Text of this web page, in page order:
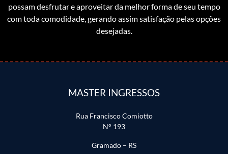
possam desfrutar e aproveitar da melhor forma de seu tempo
com toda comodidade, gerando assim satisfação pelas opções
desejadas.
MASTER INGRESSOS
Rua Francisco Comiotto
N° 193
Gramado – RS